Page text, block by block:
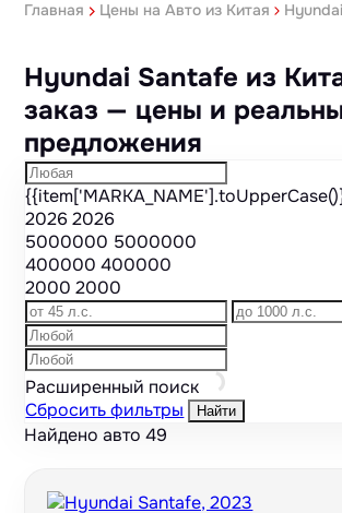
Главная Цены на Авто из Китая Hyundai
Hyundai Santafe из
заказ — цены и
предложения
20262026
5000000 5000000
400000400000
20002000
Расширенный поиск
Сбросить фильтры
Найти
Найдено авто49